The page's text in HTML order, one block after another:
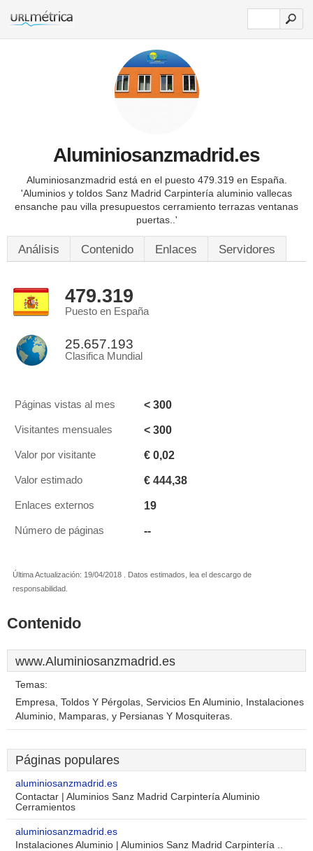
Aluminiosanzmadrid.es
Aluminiosanzmadrid está en el puesto 479.319 en España.
'Aluminios y toldos Sanz Madrid Carpintería aluminio vallecas
ensanche pau villa presupuestos cerramiento terrazas ventanas
puertas..'
Análisis Contenido Enlaces Servidores
479.319
Puesto en España
25.657.193
Clasifica Mundial
Páginas vistas al mes < 300
Visitantes mensuales < 300
Valor por visitante € 0,02
Valor estimado € 444,38
Enlaces externos 19
Número de páginas --
Última Actualización: 19/04/2018 . Datos estimados, lea el descargo de
responsabilidad.
Contenido
www.Aluminiosanzmadrid.es
Temas:
Empresa, Toldos Y Pérgolas, Servicios En Aluminio, Instalaciones
Aluminio, Mamparas, y Persianas Y Mosquiteras.
Páginas populares
aluminiosanzmadrid.es
Contactar | Aluminios Sanz Madrid Carpintería Aluminio
Cerramientos
aluminiosanzmadrid.es
Instalaciones Aluminio | Aluminios Sanz Madrid Carpintería ..